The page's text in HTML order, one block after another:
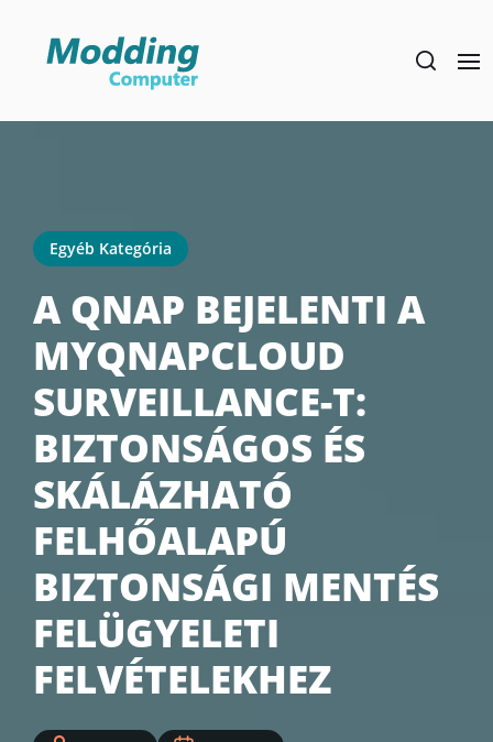
Egyéb Kategória
A QNAP BEJELENTI A
MYQNAPCLOUD
SURVEILLANCE-T:
BIZTONSÁGOS ÉS
SKÁLÁZHATÓ
FELHŐALAPÚ
BIZTONSÁGI MENTÉS
FELÜGYELETI
FELVÉTELEKHEZ